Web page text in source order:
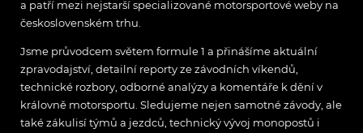
a patří mezi nejstarší specializované motorsportové weby na
československém trhu.
Jsme průvodcem světem formule 1 a přinášíme aktuální
zpravodajství, detailní reporty ze závodních víkendů,
technické rozbory, odborné analýzy a komentáře k dění v
královně motorsportu. Sledujeme nejen samotné závody, ale
také zákulisí týmů a jezdců, technický vývoj monopostů i